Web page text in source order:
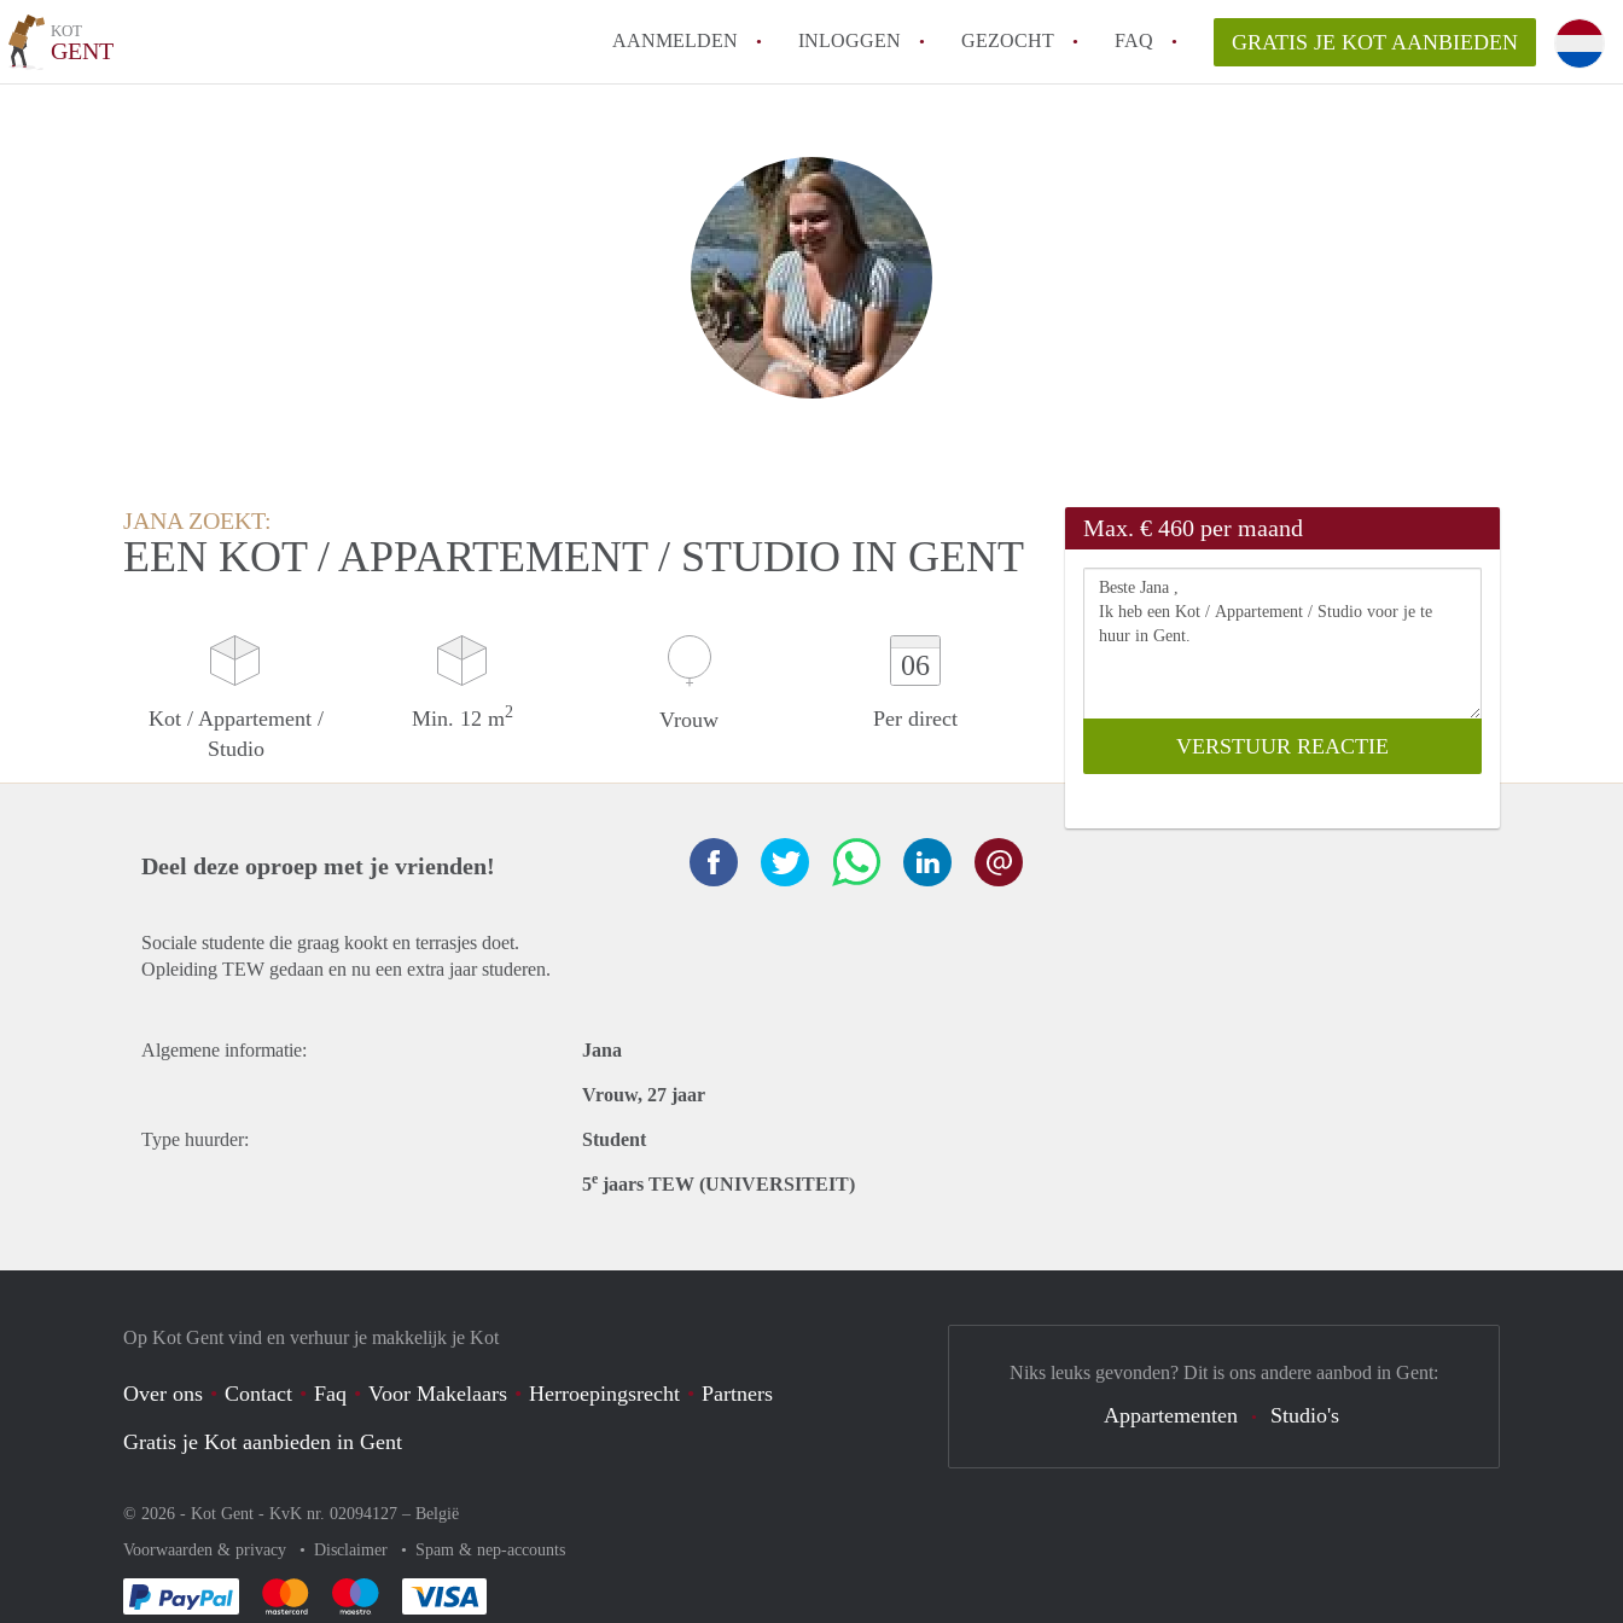
KOT
GENT AANMELDEN INLOGGEN GEZOCHT FAQ
How to translate KotGent!
Wat is KotGent?
Wat is de privacyverklaring van KotGent?
Alle veelgestelde vragen
GRATIS JE KOT AANBIEDEN
JANA ZOEKT:
EEN KOT / APPARTEMENT / STUDIO IN GENT
Kot / Appartement /
Studio
Min. 12 m2 Vrouw
06
Per direct
Max. € 460 per maand
Deel deze oproep met je vrienden!
Sociale studente die graag kookt en terrasjes doet.
Opleiding TEW gedaan en nu een extra jaar studeren.
Algemene informatie: Jana
Vrouw, 27 jaar
Type huurder: Student
5e jaars TEW (UNIVERSITEIT)
Op Kot Gent vind en verhuur je makkelijk je Kot
Over ons Contact Faq Voor Makelaars Herroepingsrecht
Partners
Gratis je Kot aanbieden in Gent
© 2026 - Kot Gent - KvK nr. 02094127 – België
Voorwaarden & privacy
Disclaimer Spam & nep-accounts
Je rekent gemakkelijk af met Paypal
Je rekent gemakkelijk af met Mastercard
Je rekent gemakkelijk af met Meastro
Niks leuks gevonden? Dit is ons andere aanbod in Gent:
Appartementen Studio's